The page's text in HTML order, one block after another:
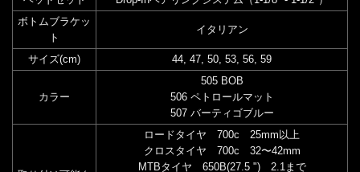
ボトムブラケッ
ト
イタリアン
サイズ(cm) 44, 47, 50, 53, 56, 59
カラー
505 BOB
506 ペトロールマット
507 バーティゴブルー
ロードタイヤ 700c 25mm以上
クロスタイヤ 700c 32〜42mm
MTBタイヤ 650B(27.5 ") 2.1まで